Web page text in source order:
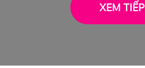
XEM TIẾP